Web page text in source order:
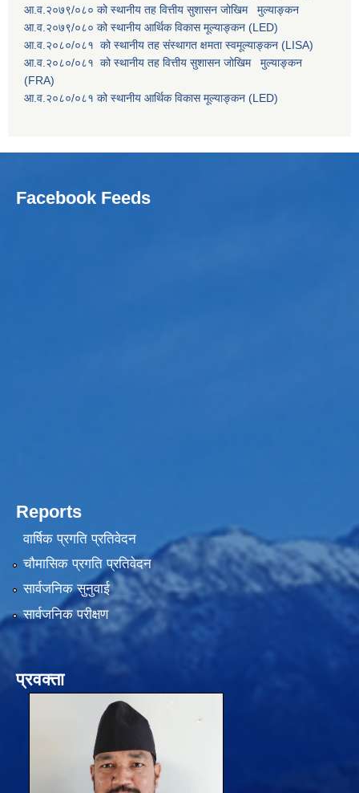
आ.व.२०७९/०८० को स्थानीय तह वित्तीय सुशासन जोखिम मुल्याङ्कन
आ.व.२०७९/०८० को स्थानीय आर्थिक विकास मूल्याङ्कन (LED)
आ.व.२०८०/०८१ को स्थानीय तह संस्थागत क्षमता स्वमूल्याङ्कन (LISA)
आ.व.२०८०/०८१ को स्थानीय तह वित्तीय सुशासन जोखिम मुल्याङ्कन
(FRA)
आ.व.२०८०/०८१ को स्थानीय आर्थिक विकास मूल्याङ्कन (LED)
Facebook Feeds
Reports
वार्षिक प्रगति प्रतिवेदन
चौमासिक प्रगति प्रतिवेदन
सार्वजनिक सुनुवाई
सार्वजनिक परीक्षण
प्रवक्ता